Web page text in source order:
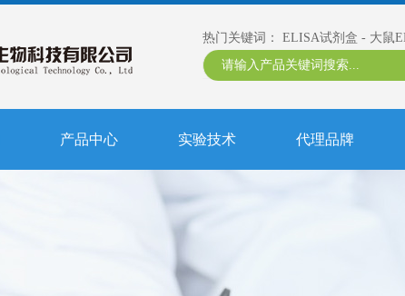
热门关键词： ELISA试剂盒 - 大鼠
产品中心 实验技术 代理品牌